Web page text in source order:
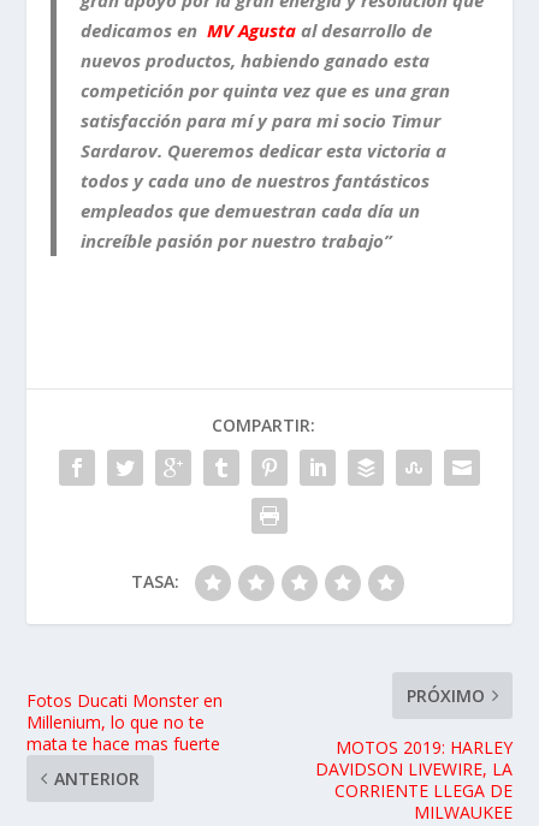
dedicamos enMV Agusta al desarrollo de
nuevos productos, habiendo ganado esta
competición por quinta vez que es una gran
satisfacción para mí y para mi socio Timur
Sardarov. Queremosdedicar esta victoria a
todos y cada uno de nuestros fantásticos
empleados que demuestran cada día un
increíble pasión por nuestro trabajo”
COMPARTIR:
TASA:
Fotos Ducati Monster en
Millenium, lo que no te
mata te hace mas fuerte
ANTERIOR
PRÓXIMO
MOTOS 2019: HARLEY
DAVIDSON LIVEWIRE, LA
CORRIENTE LLEGA DE
MILWAUKEE